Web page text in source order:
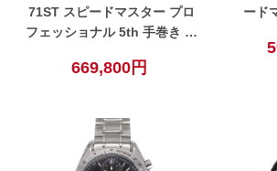
71ST スピードマスター プロ
フェッショナル 5th 手巻き ブ
テージ【中古】
669,800円
ード